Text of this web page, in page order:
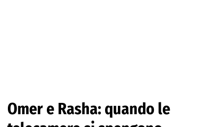
Omer e Rasha: quando le